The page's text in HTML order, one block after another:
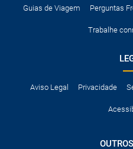
Guias de Viagem Perguntas
Trabalhe
Aviso Legal Privacidade